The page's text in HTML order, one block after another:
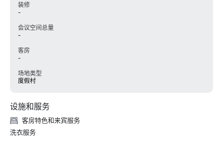
装修
-
会议空间总量
-
客房
-
场地类型
度假村
设施和服务
客房特色和来宾服务
洗衣服务